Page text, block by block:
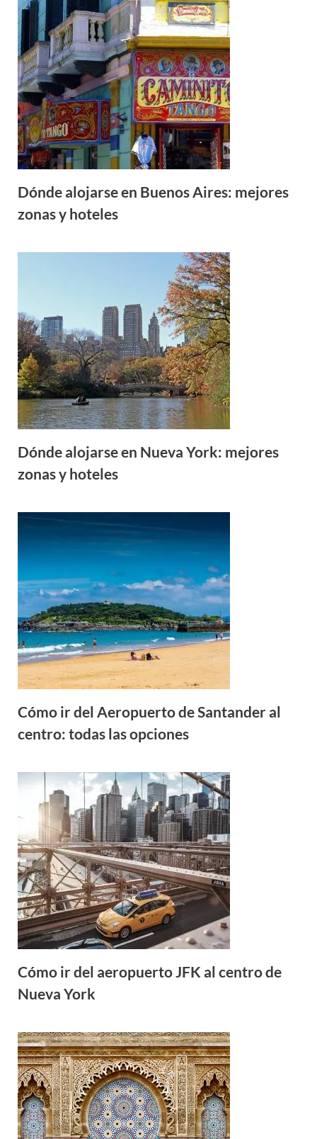
Dónde alojarse en Buenos Aires: mejores
zonas y hoteles
Dónde alojarse en Nueva York: mejores
zonas y hoteles
Cómo ir del Aeropuerto de Santander al
centro: todas las opciones
Cómo ir del aeropuerto JFK al centro de
Nueva York